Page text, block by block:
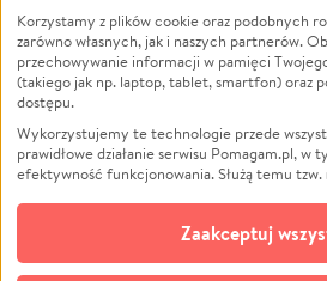
Zwierzęta
Pożar
Ukraina
Pomoc Finansowa
Projekty
Pogrzeb
Społeczność lokalna
Kultura
Korzystamy z plików cookie oraz podobnych
zarówno własnych, jak i naszych partnerów.
przechowywanie informacji w pamięci
(takiego jak np. laptop, tablet, smartfon) oraz
dostępu.
Wykorzystujemy te technologie przede
prawidłowe działanie serwisu Pomagam.pl, w
efektywność funkcjonowania. Służą temu tzw.
opcjonalnych plików
technologii do celów analitycznych i
zgodę na ich stosowanie lub jej odmówić. W
Zaakceptuj